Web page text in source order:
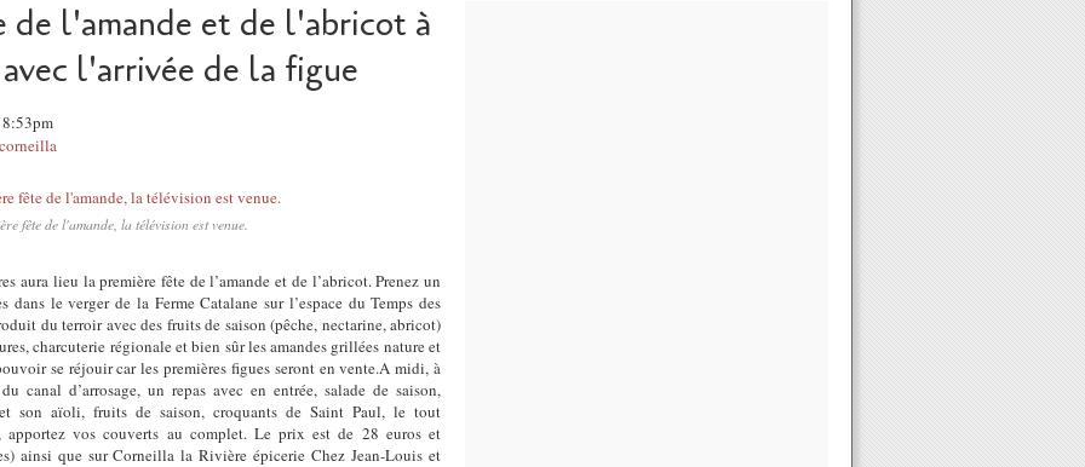
de l'amande et de l'abricot à
l'arrivée de la figue
fête de l'amande, la télévision est venue.
aura lieu la première fête de l’amande et de l’abricot. Prenez un
le verger de la Ferme Catalane sur l’espace du Temps des
du terroir avec des fruits de saison (pêche, nectarine, abricot)
charcuterie régionale et bien sûr les amandes grillées nature et
se réjouir car les premières figues seront en vente.A midi, à
canal d’arrosage, un repas avec en entrée, salade de saison,
son aïoli, fruits de saison, croquants de Saint Paul, le tout
apportez vos couverts au complet. Le prix est de 28 euros et
ainsi que sur Corneilla la Rivière épicerie Chez Jean-Louis et